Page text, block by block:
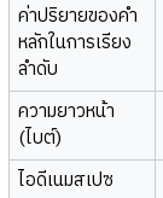
ค่าปริยายของคำ
หลักในการเรียง
ลำดับ
ความยาวหน้า
(ไบต์)
ไอดีเนมสเปซ